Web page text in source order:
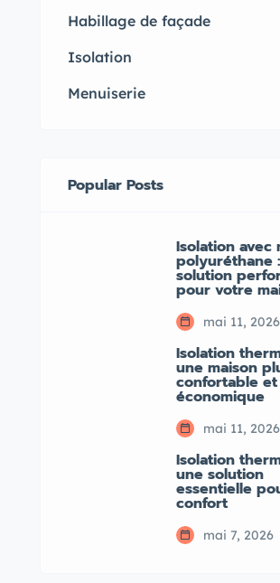
Habillage de façade
Isolation
Menuiserie
Popular Posts
Isolation avec
polyuréthane
solution
pour votre
mai 11, 2026
Isolation
une maison
confortable
économique
mai 11, 2026
Isolation
une solution
essentielle
confort
mai 7, 2026